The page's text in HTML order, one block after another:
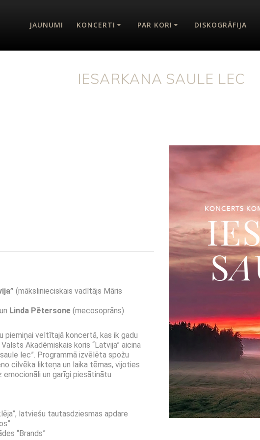
JAUNUMI KONCERTI PAR KORI DISKOGRĀFIJA
IESARKANA SAULE LEC
(mākslinieciskais vadītājs Māris
Linda Pētersone (mecosoprāns)
piemiņai veltītajā koncertā, kas ik gadu
Akadēmiskais koris “Latvija” aicina
lec”. Programmā izvēlēta spožu
cilvēka likteņa un laika tēmas, vijoties
un garīgi piesātinātu
latviešu tautasdziesmas apdare
“Brands”